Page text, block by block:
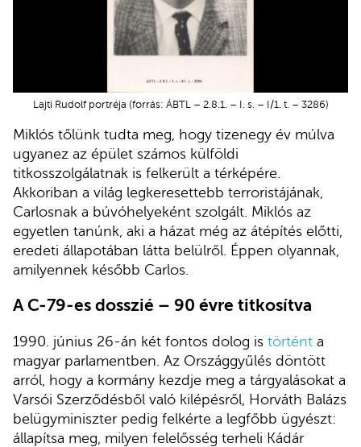
Lajti Rudolf portréja (forrás: ÁBTL – 2.8.1. – I. s. – I/1. t. – 3286)
Miklós tőlünk tudta meg, hogy tizenegy év múlva
ugyanez az épület számos külföldi
titkosszolgálatnak is felkerült a térképére.
Akkoriban a világ legkeresettebb terroristájának,
Carlosnak a búvóhelyeként szolgált. Miklós az
egyetlen tanúnk, aki a házat még az átépítés előtti,
eredeti állapotában látta belülről. Éppen olyannak,
amilyennek később Carlos.
A C-79-es dosszié – 90 évre titkosítva
1990. június 26-án két fontos dolog is történt a
magyar parlamentben. Az Országgyűlés döntött
arról, hogy a kormány kezdje meg a tárgyalásokat a
Varsói Szerződésből való kilépésről, Horváth Balázs
belügyminiszter pedig felkérte a legfőbb ügyészt:
állapítsa meg, milyen felelősség terheli Kádár